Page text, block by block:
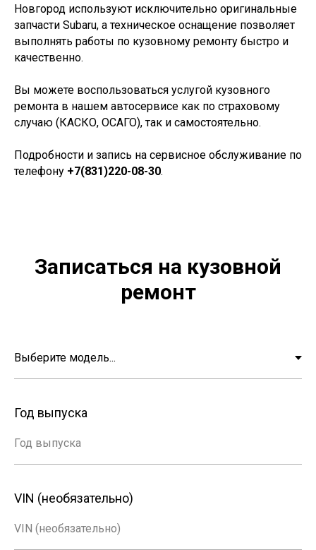
Новгород используют исключительно оригинальные
запчасти Subaru, а техническое оснащение позволяет
выполнять работы по кузовному ремонту быстро и
качественно.
Вы можете воспользоваться услугой кузовного
ремонта в нашем автосервисе как по страховому
случаю (КАСКО, ОСАГО), так и самостоятельно.
Подробности и запись на сервисное обслуживание по
телефону +7(831)220-08-30.
Записаться на кузовной
ремонт
Год выпуска
Год выпуска
VIN (необязательно)
VIN (необязательно)